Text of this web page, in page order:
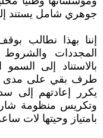
جوهري شامل يستند
إننا بهذا نطالب
المجددات والشروط
بالاستناد إلى
طرف بقي على مدى
يكرر إعادتهم إلى
وتكريس منظومة
بامتياز وحيتها لات